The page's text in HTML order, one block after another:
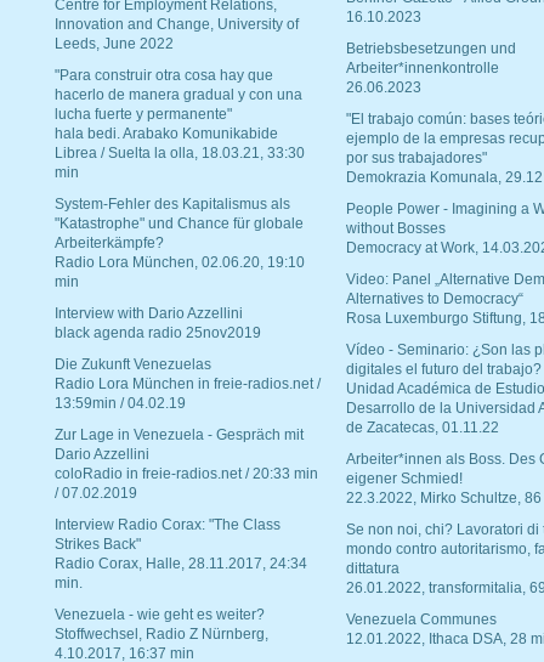
Centre for Employment Relations,
Innovation and Change, University of
Leeds, June 2022
"Para construir otra cosa hay que
hacerlo de manera gradual y con una
lucha fuerte y permanente"
hala bedi. Arabako Komunikabide
Librea / Suelta la olla, 18.03.21, 33:30
min
System-Fehler des Kapitalismus als
"Katastrophe" und Chance für globale
Arbeiterkämpfe?
Radio Lora München, 02.06.20, 19:10
min
Interview with Dario Azzellini
black agenda radio 25nov2019
Die Zukunft Venezuelas
Radio Lora München in freie-radios.net /
13:59min / 04.02.19
Zur Lage in Venezuela - Gespräch mit
Dario Azzellini
coloRadio in freie-radios.net / 20:33 min
/ 07.02.2019
Interview Radio Corax: "The Class
Strikes Back"
Radio Corax, Halle, 28.11.2017, 24:34
min.
Venezuela - wie geht es weiter?
Stoffwechsel, Radio Z Nürnberg,
4.10.2017, 16:37 min
16.10.2023
Betriebsbesetzungen und
Arbeiter*innenkontrolle
26.06.2023
"El trabajo común: bases
ejemplo de la empresas
por sus trabajadores"
Demokrazia Komunala,
People Power - Imagining a
without Bosses
Democracy at Work,
Video: Panel „Alternative
Alternatives to Democracy“
Rosa Luxemburgo Stiftung,
Vídeo - Seminario: ¿Son las
digitales el futuro del trabajo?
Unidad Académica de
Desarrollo de la Universidad
de Zacatecas, 01.11.22
Arbeiter*innen als Boss. Des
eigener Schmied!
22.3.2022, Mirko Schultze, 86
Se non noi, chi? Lavoratori di
mondo contro autoritarismo,
dittatura
26.01.2022, transformitalia,
Venezuela Communes
12.01.2022, Ithaca DSA, 28